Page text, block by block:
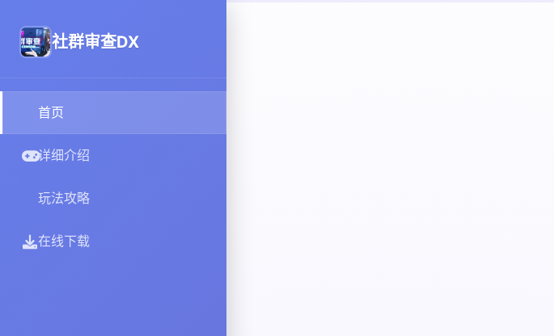
社群审查DX
首页
详细介绍
玩法攻略
在线下载